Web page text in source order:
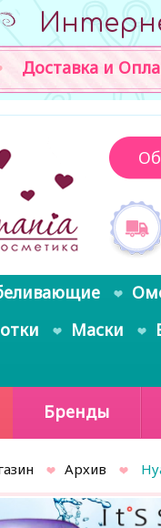
Доставка и
Маски
Бренды
Архив